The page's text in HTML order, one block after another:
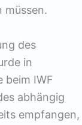
müssen.
des
in
beim IWF
abhängig
empfangen,